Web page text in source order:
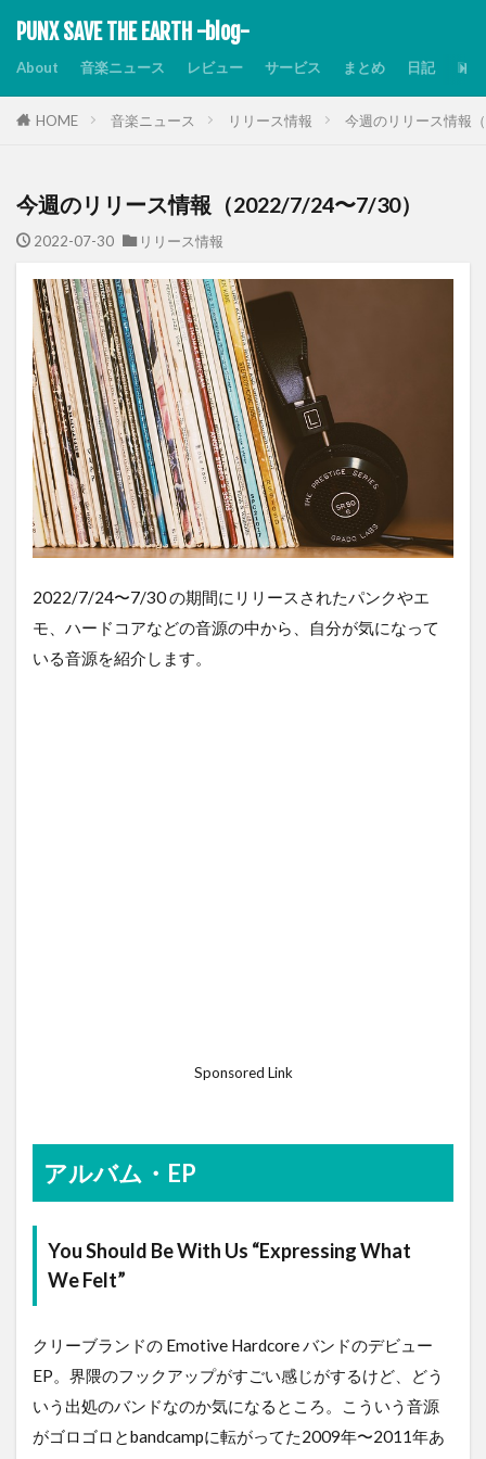
PUNX SAVE THE EARTH -blog-
About 音楽ニュース レビュー サービス まとめ 日記
HOME 音楽ニュース リリース情報 今週のリリース情報
今週のリリース情報（2022/7/24〜7/30）
2022-07-30 リリース情報
2022/7/24〜7/30 の期間にリリースされたパンクやエ
モ、ハードコアなどの音源の中から、自分が気になって
いる音源を紹介します。
Sponsored Link
アルバム・EP
You Should Be With Us “Expressing What
We Felt”
クリーブランドの Emotive Hardcore バンドのデビュー
EP。界隈のフックアップがすごい感じがするけど、どう
いう出処のバンドなのか気になるところ。こういう音源
がゴロゴロとbandcampに転がってた2009年〜2011年あ